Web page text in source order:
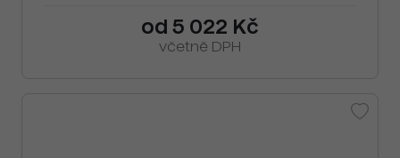
od 5 022 Kč
včetně DPH